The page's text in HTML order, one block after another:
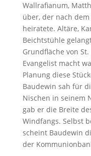
Wallrafianum,
über, der nach
heiratete. Altäre,
Beichtstühle
Grundfläche von
Evangelist macht
Planung diese
Baudewin sah für
Nischen in seinem
gab er die Breite
Windfangs. Selbst
scheint Baudewin
der